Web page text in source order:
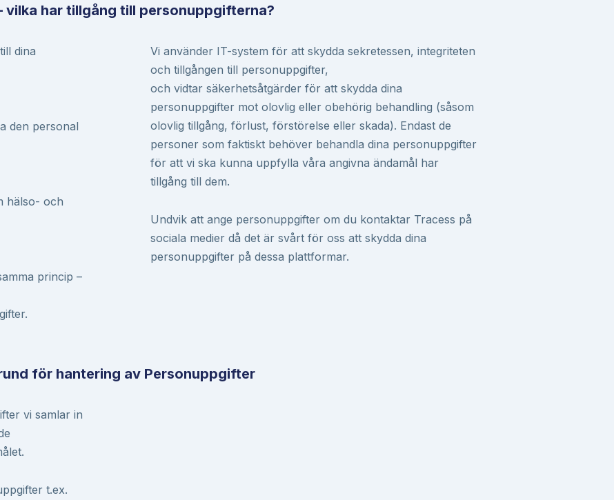
har tillgång till personuppgifterna?
dina
den personal
hälso- och
princip –
Vi använder IT-system för att skydda sekretessen, integriteten
och tillgången till personuppgifter,
och vidtar säkerhetsåtgärder för att skydda dina
personuppgifter mot olovlig eller obehörig behandling (såsom
olovlig tillgång, förlust, förstörelse eller skada). Endast de
personer som faktiskt behöver behandla dina personuppgifter
för att vi ska kunna uppfylla våra angivna ändamål har
tillgång till dem.
Undvik att ange personuppgifter om du kontaktar Tracess på
sociala medier då det är svårt för oss att skydda dina
personuppgifter på dessa plattformar.
för hantering av Personuppgifter
vi samlar in
t.ex.